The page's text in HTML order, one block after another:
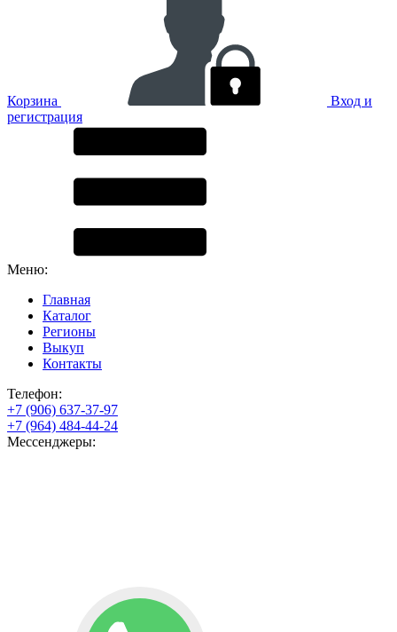
Корзина
Вход и
регистрация
Меню:
Главная
Каталог
Регионы
Выкуп
Контакты
Телефон:
+7 (906) 637-37-97
+7 (964) 484-44-24
Мессенджеры: